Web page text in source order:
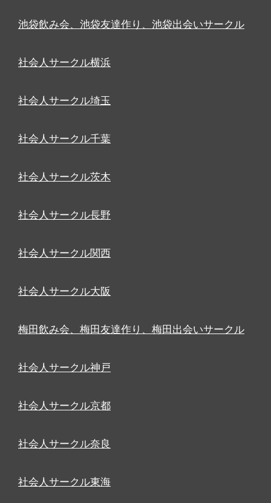
池袋飲み会、池袋友達作り、池袋出会いサークル
社会人サークル横浜
社会人サークル埼玉
社会人サークル千葉
社会人サークル茨木
社会人サークル長野
社会人サークル関西
社会人サークル大阪
梅田飲み会、梅田友達作り、梅田出会いサークル
社会人サークル神戸
社会人サークル京都
社会人サークル奈良
社会人サークル東海